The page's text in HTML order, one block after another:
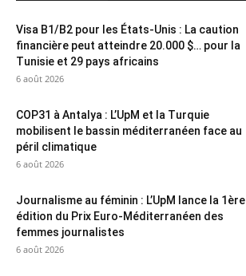
Visa B1/B2 pour les États-Unis : La caution
financière peut atteindre 20.000 $… pour la
Tunisie et 29 pays africains
6 août 2026
COP31 à Antalya : L’UpM et la Turquie
mobilisent le bassin méditerranéen face au
péril climatique
6 août 2026
Journalisme au féminin : L’UpM lance la 1ère
édition du Prix Euro-Méditerranéen des
femmes journalistes
6 août 2026